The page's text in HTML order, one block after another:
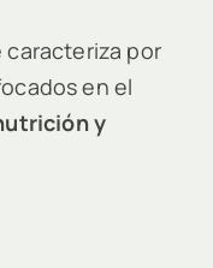
caracteriza por
en el
y